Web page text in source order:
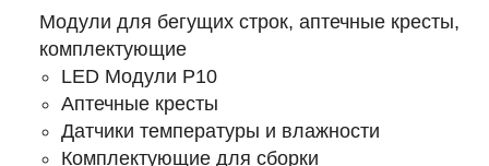
Модули для бегущих строк, аптечные кресты,
комплектующие
LED Модули Р10
Аптечные кресты
Датчики температуры и влажности
Комплектующие для сборки